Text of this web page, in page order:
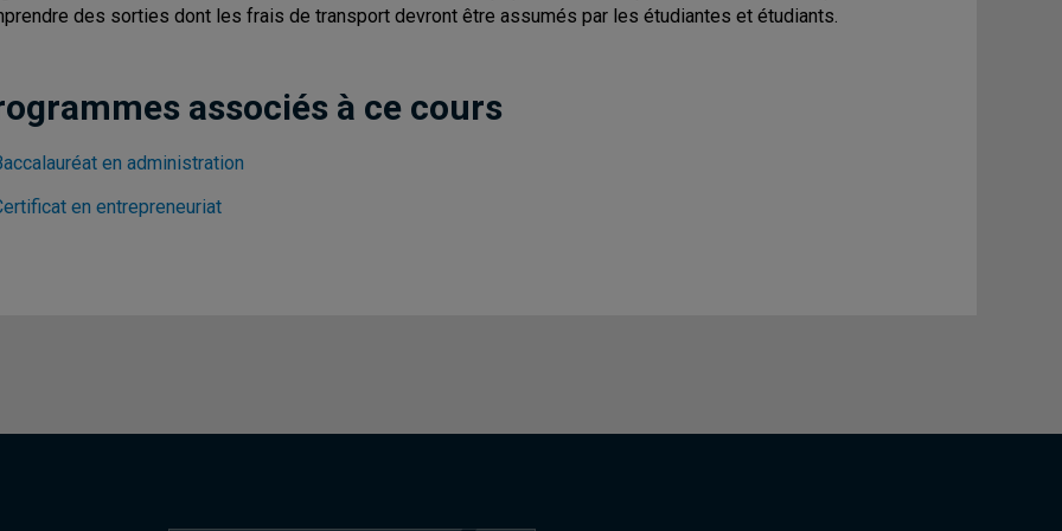
des sorties dont les frais de transport devront être assumés par les étudiantes et étudiants.
associés à ce cours
en administration
en entrepreneuriat